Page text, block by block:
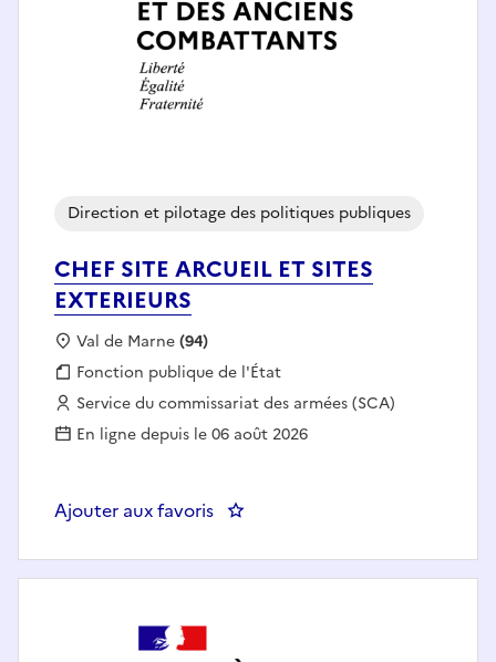
CHEF SITE ARCUEIL ET SITES
EXTERIEURS
Direction et pilotage des politiques publiques
Localisation :
Val de Marne(94)
Fonction publique :
Fonction publique de l'État
Employeur :
Service du commissariat des armées (SCA)
En ligne depuis le 06 août 2026
Ajouter aux favoris : CHEF SITE ARCUEIL ET SITES